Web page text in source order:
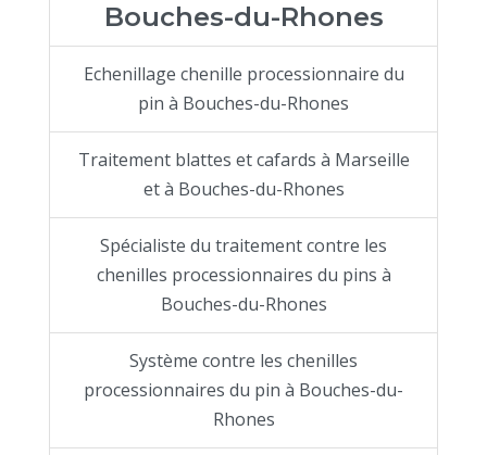
Bouches-du-Rhones
Echenillage chenille processionnaire du
pin à Bouches-du-Rhones
Traitement blattes et cafards à Marseille
et à Bouches-du-Rhones
Spécialiste du traitement contre les
chenilles processionnaires du pins à
Bouches-du-Rhones
Système contre les chenilles
processionnaires du pin à Bouches-du-
Rhones